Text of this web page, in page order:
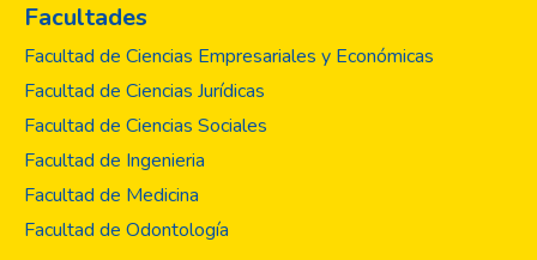
Facultades
Facultad de Ciencias Empresariales y Económicas
Facultad de Ciencias Jurídicas
Facultad de Ciencias Sociales
Facultad de Ingenieria
Facultad de Medicina
Facultad de Odontología